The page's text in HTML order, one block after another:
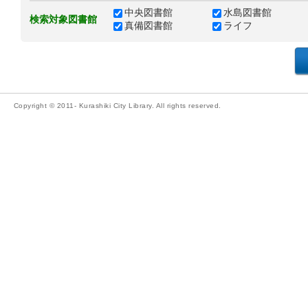
検索対象図書館
中央図書館
水島図書館
真備図書館
ライフ
Copyright © 2011- Kurashiki City Library. All rights reserved.